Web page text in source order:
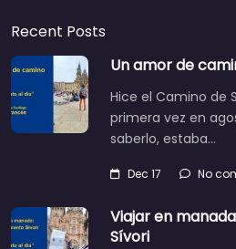
Recent Posts
Un amor de
Hice el Camino de
primera vez en
saberlo, estaba…
Dec 17 No
Viajar en
Sívori